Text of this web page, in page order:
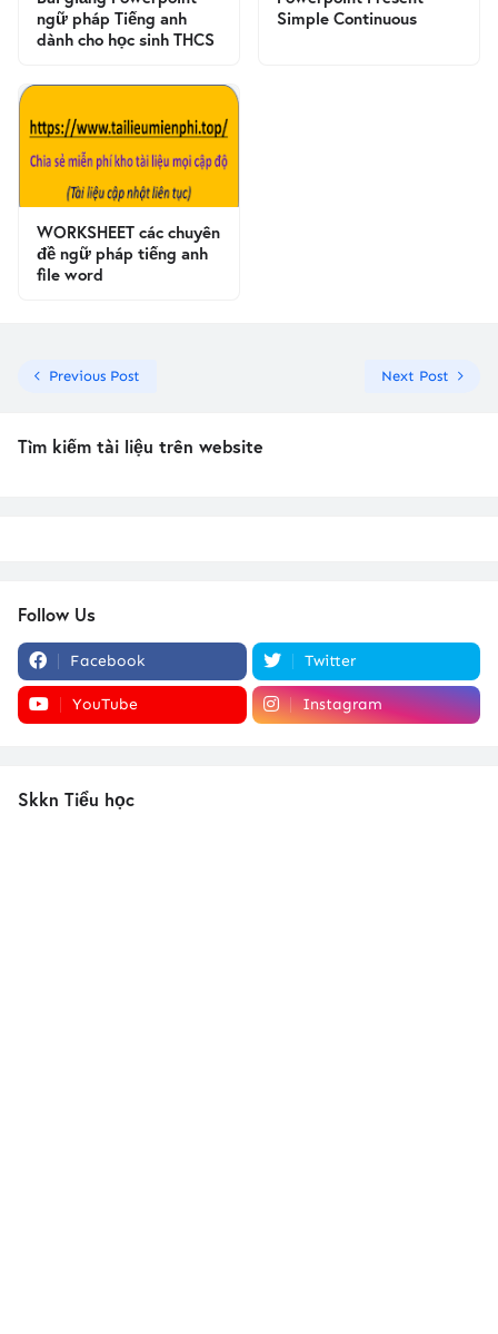
ngữ pháp Tiếng anh
dành cho học sinh THCS
Simple Continuous
WORKSHEET các chuyên
đề ngữ pháp tiếng anh
file word
Previous Post Next Post
Tìm kiếm tài liệu trên website
Follow Us
Facebook Twitter
YouTube Instagram
Skkn Tiểu học